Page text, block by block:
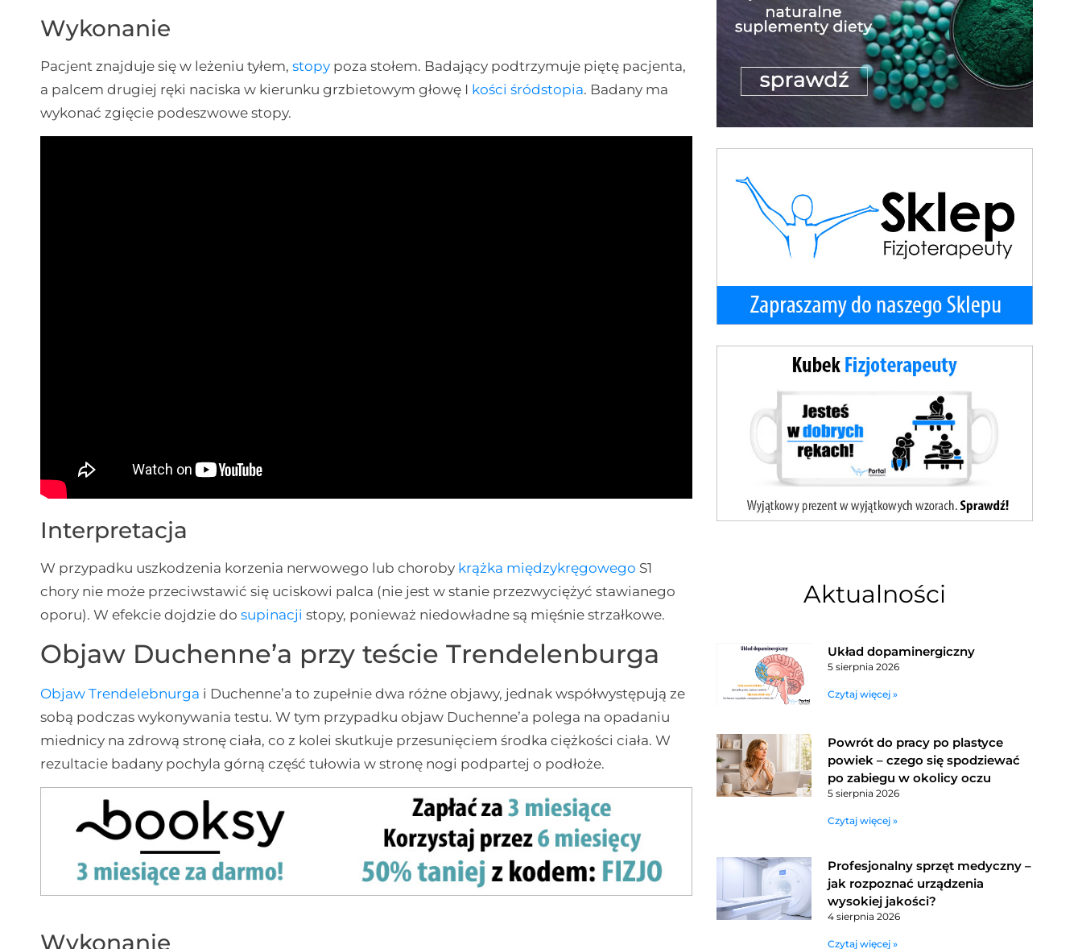
Wykonanie
Pacjent znajduje się w leżeniu tyłem,stopy poza stołem. Badający podtrzymuje piętę pacjenta,
a palcem drugiej ręki naciska w kierunku grzbietowym głowę I kości śródstopia. Badany ma
wykonać zgięcie podeszwowe stopy.
Interpretacja
W przypadku uszkodzenia korzenia nerwowego lub choroby krążka międzykręgowego S1
chory nie może przeciwstawić się uciskowi palca (nie jest w stanie przezwyciężyć stawianego
oporu). W efekcie dojdzie dosupinacji stopy, ponieważ niedowładne są mięśnie strzałkowe.
Objaw Duchenne’a przy teście Trendelenburga
Objaw Trendelebnurga i Duchenne’a to zupełnie dwa różne objawy, jednak współwystępują ze
sobą podczas wykonywania testu. W tym przypadku objaw Duchenne’a polega na opadaniu
miednicy na zdrową stronę ciała, co z kolei skutkuje przesunięciem środka ciężkości ciała. W
rezultacie badany pochyla górną część tułowia w stronę nogi podpartej o podłoże.
Wykonanie
Aktualności
Układ dopaminergiczny
5 sierpnia 2026
Czytaj więcej »
Powrót do pracy po plastyce
powiek – czego się spodziewać
po zabiegu w okolicy oczu
5 sierpnia 2026
Czytaj więcej »
Profesjonalny sprzęt medyczny –
jak rozpoznać urządzenia
wysokiej jakości?
4 sierpnia 2026
Czytaj więcej »